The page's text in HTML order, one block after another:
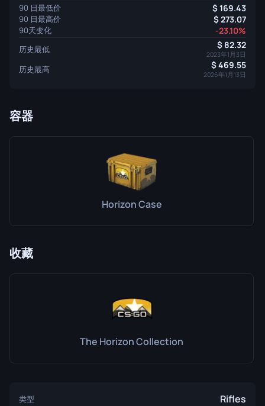
90 日最低价 169.43
90 日最高价 273.07
90天变化 -23.10%
历史最低 82.32
2023年1月3日
历史最高 469.55
2026年1月13日
容器
Horizon Case
收藏
The Horizon Collection
类型 Rifles